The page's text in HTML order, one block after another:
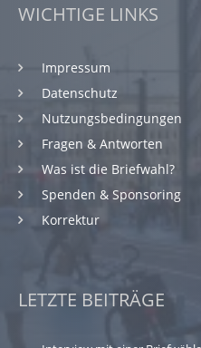
WICHTIGE LINKS
Impressum
Datenschutz
Nutzungsbedingungen
Fragen & Antworten
Was ist die Briefwahl?
Spenden & Sponsoring
Korrektur
LETZTE BEITRÄGE